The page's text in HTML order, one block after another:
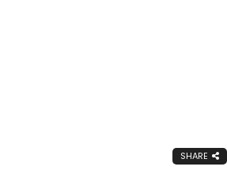
SHARE